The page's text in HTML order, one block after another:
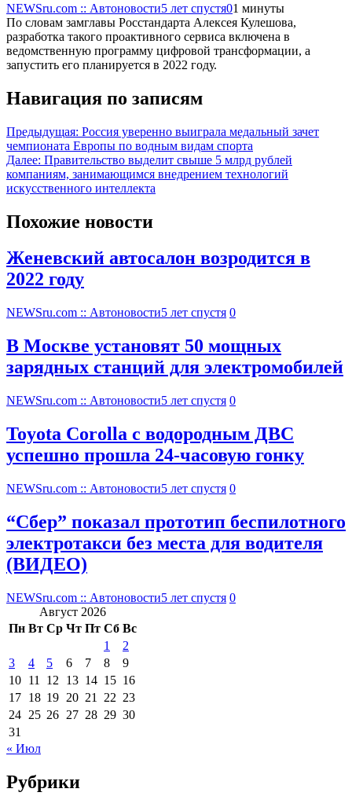
NEWSru.com :: Автоновости5 лет спустя01 минуты
По словам замглавы Росстандарта Алексея Кулешова,
разработка такого проактивного сервиса включена в
ведомственную программу цифровой трансформации, а
запустить его планируется в 2022 году.
Навигация по записям
Предыдущая: Россия уверенно выиграла медальный зачет
чемпионата Европы по водным видам спорта
Далее: Правительство выделит свыше 5 млрд рублей
компаниям, занимающимся внедрением технологий
искусственного интеллекта
Похожие новости
Женевский автосалон возродится в
2022 году
NEWSru.com :: Автоновости5 лет спустя 0
В Москве установят 50 мощных
зарядных станций для электромобилей
NEWSru.com :: Автоновости5 лет спустя 0
Toyota Corolla с водородным ДВС
успешно прошла 24-часовую гонку
NEWSru.com :: Автоновости5 лет спустя 0
“Сбер” показал прототип беспилотного
электротакси без места для водителя
(ВИДЕО)
NEWSru.com :: Автоновости5 лет спустя 0
Август 2026
Пн Вт Ср Чт Пт Сб Вс
1
2
3
4 5 6 7 8
9
10 11 12 13 14 15 16
17 18 19 20 21 22 23
24 25 26 27 28 29 30
31
« Июл
Рубрики